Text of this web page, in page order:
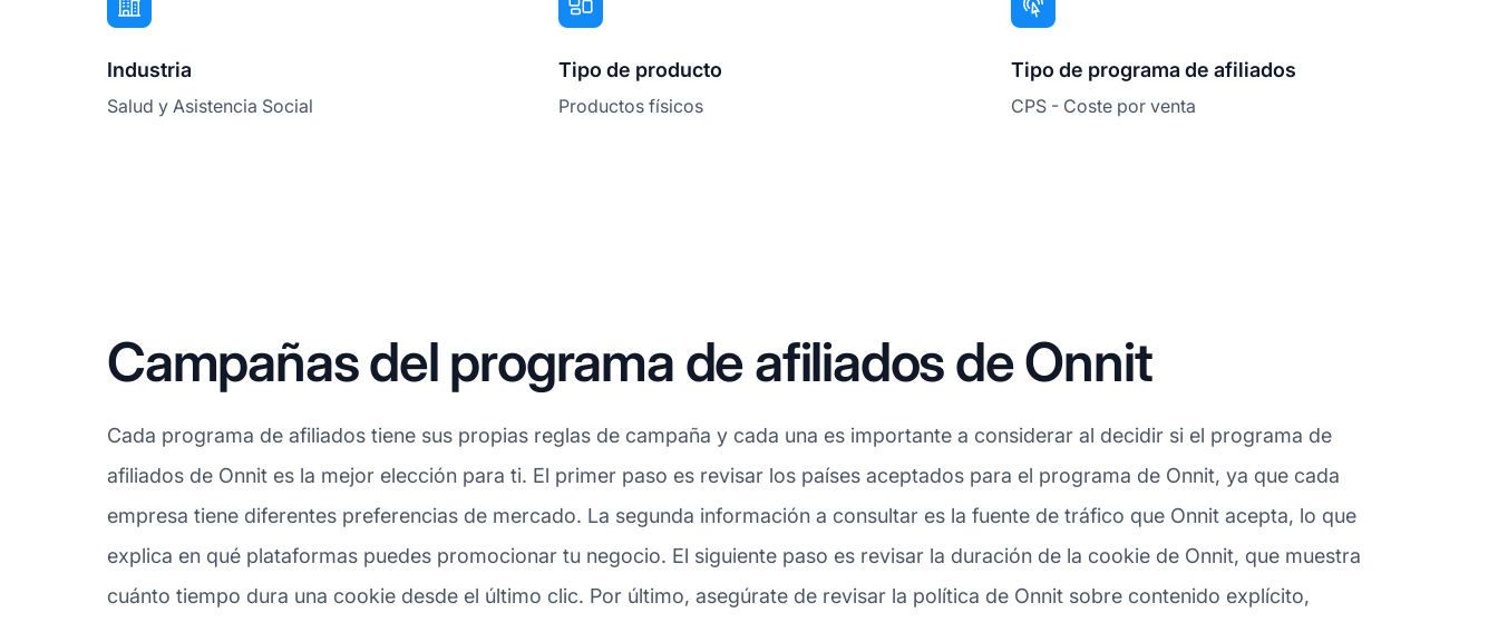
Industria
Salud y Asistencia Social
Tipo de producto
Productos físicos
Tipo de programa de afiliados
CPS - Coste por venta
Campañas del programa de afiliados de Onnit
Cada programa de afiliados tiene sus propias reglas de campaña y cada una es importante a considerar al decidir si el programa de
afiliados de Onnit es la mejor elección para ti. El primer paso es revisar los países aceptados para el programa de Onnit, ya que cada
empresa tiene diferentes preferencias de mercado. La segunda información a consultar es la fuente de tráfico que Onnit acepta, lo que
explica en qué plataformas puedes promocionar tu negocio. El siguiente paso es revisar la duración de la cookie de Onnit, que muestra
cuánto tiempo dura una cookie desde el último clic. Por último, asegúrate de revisar la política de Onnit sobre contenido explícito,